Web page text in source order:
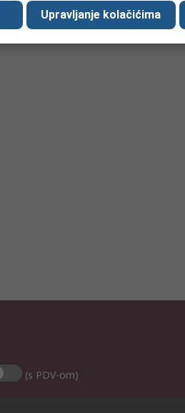
(s PDV-om)
Upravljanje kolačićima